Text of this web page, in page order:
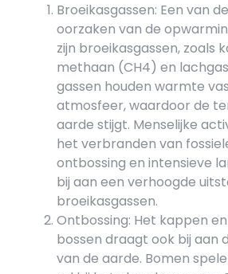
Broeikasgassen: Een van
oorzaken van de
zijn broeikasgassen, zoals
methaan (CH4) en
gassen houden warmte
atmosfeer, waardoor de
aarde stijgt. Menselijke
het verbranden van
ontbossing en intensieve
bij aan een verhoogde
broeikasgassen.
Ontbossing: Het kappen
bossen draagt ook bij aan
van de aarde. Bomen